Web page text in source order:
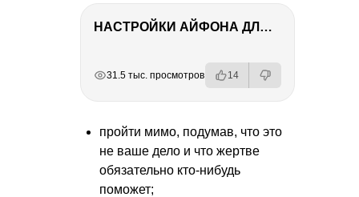
НАСТРОЙКИ АЙФОНА ДЛЯ ФОТО И ВИДЕО
31.5 тыс. просмотров 14
пройти мимо, подумав, что это
не ваше дело и что жертве
обязательно кто-нибудь
поможет;